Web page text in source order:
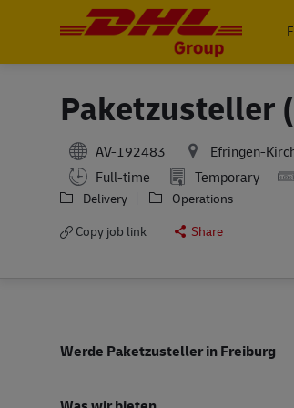
Paketzusteller
AV-192483 Efringen-
Full-time
Temporary
Delivery
Operations
Copy job link
Share
Werde Paketzusteller in Freiburg